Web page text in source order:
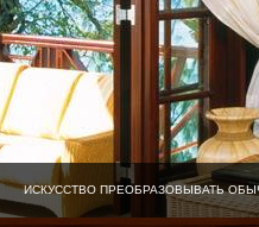
ИСКУССТВО ПРЕОБРАЗОВЫВАТЬ